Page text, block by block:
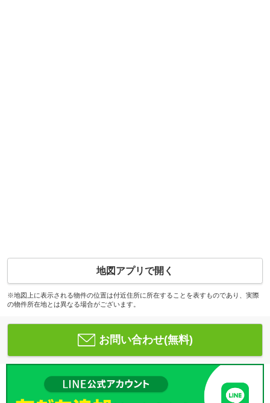
地図アプリで開く
※地図上に表示される物件の位置は付近住所に所在することを表すものであり、実際
の物件所在地とは異なる場合がございます。
お問い合わせ(無料)